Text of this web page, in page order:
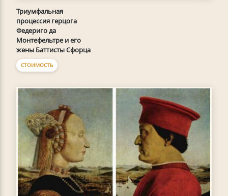
Триумфальная
процессия герцога
Федериго да
Монтефельтре и его
жены Баттисты Сфорца
СТОИМОСТЬ